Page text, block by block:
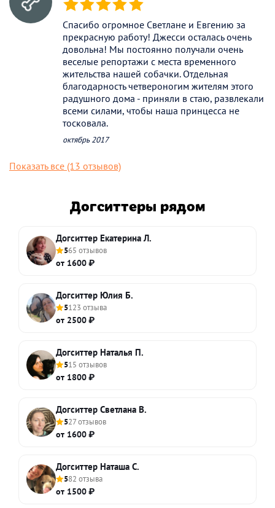
(*) (*) (*) (*) (*)
Спасибо огромное Светлане и Евгению за
прекрасную работу! Джесси осталась очень
довольна! Мы постоянно получали очень
веселые репортажи с места временного
жительства нашей собачки. Отдельная
благодарность четвероногим жителям этого
радушного дома - приняли в стаю, развлекали
всеми силами, чтобы наша принцесса не
тосковала.
октябрь 2017
Показать все (13 отзывов)
Догситтеры рядом
Догситтер Екатерина Л.
565 отзывов
от 1600 ₽
Догситтер Юлия Б.
5123 отзыва
от 2500 ₽
Догситтер Наталья П.
515 отзывов
от 1800 ₽
Догситтер Светлана В.
527 отзывов
от 1600 ₽
Догситтер Наташа С.
582 отзыва
от 1500 ₽